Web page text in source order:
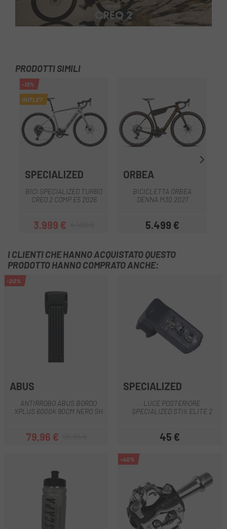
PRODOTTI SIMILI
-13%
OUTLET
SPECIALIZED
BICI SPECIALIZED TURBO
CREO 2 COMP E5 2026
3.999 €
ORBEA
BICICLETTA ORBEA
DENNA M30 2027
5.499 €
I CLIENTI CHE HANNO ACQUISTATO QUESTO
PRODOTTO HANNO COMPRATO ANCHE:
-20%
ABUS
ANTIRROBO ABUS BORDO
XPLUS 6000K 90CM NERO SH
79,96 €
SPECIALIZED
LUCE POSTERIORE
SPECIALIZED STIX ELITE 2
45 €
-40%